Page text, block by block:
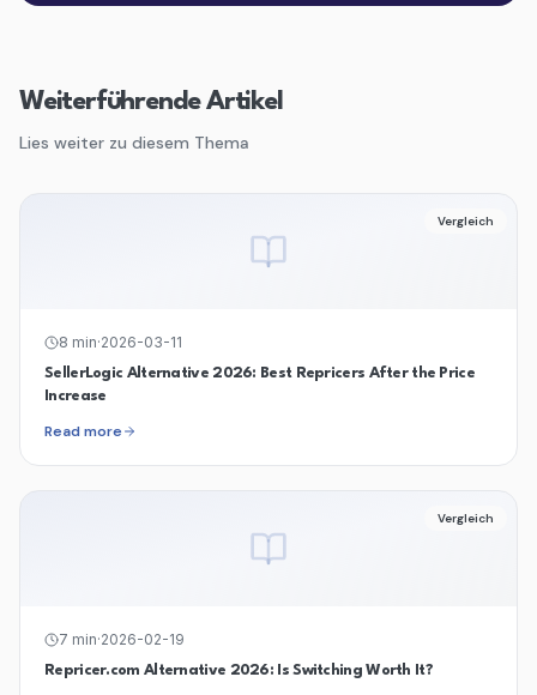
Weiterführende Artikel
Lies weiter zu diesem Thema
Vergleich
8 min·2026-03-11
SellerLogic Alternative 2026: Best Repricers After the Price
Increase
Read more
Vergleich
7 min·2026-02-19
Repricer.com Alternative 2026: Is Switching Worth It?